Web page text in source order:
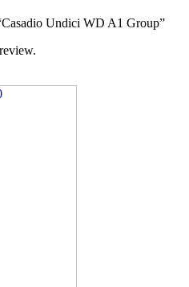
Undici WD A1 Group”